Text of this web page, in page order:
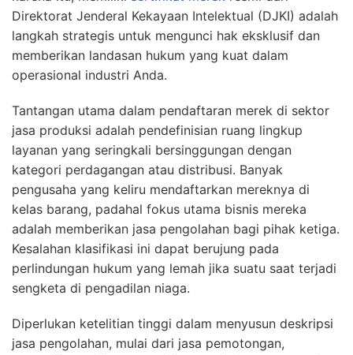
Direktorat Jenderal Kekayaan Intelektual (DJKI) adalah
langkah strategis untuk mengunci hak eksklusif dan
memberikan landasan hukum yang kuat dalam
operasional industri Anda.
Tantangan utama dalam pendaftaran merek di sektor
jasa produksi adalah pendefinisian ruang lingkup
layanan yang seringkali bersinggungan dengan
kategori perdagangan atau distribusi. Banyak
pengusaha yang keliru mendaftarkan mereknya di
kelas barang, padahal fokus utama bisnis mereka
adalah memberikan jasa pengolahan bagi pihak ketiga.
Kesalahan klasifikasi ini dapat berujung pada
perlindungan hukum yang lemah jika suatu saat terjadi
sengketa di pengadilan niaga.
Diperlukan ketelitian tinggi dalam menyusun deskripsi
jasa pengolahan, mulai dari jasa pemotongan,